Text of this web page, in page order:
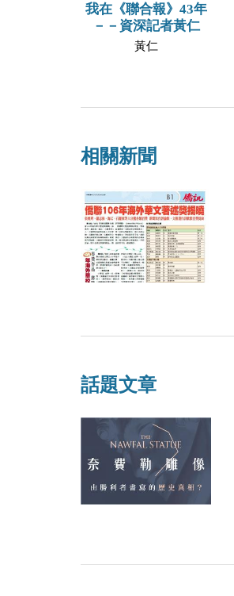
我在《聯合報》43年
－－資深記者黃仁
黃仁
相關新聞
話題文章